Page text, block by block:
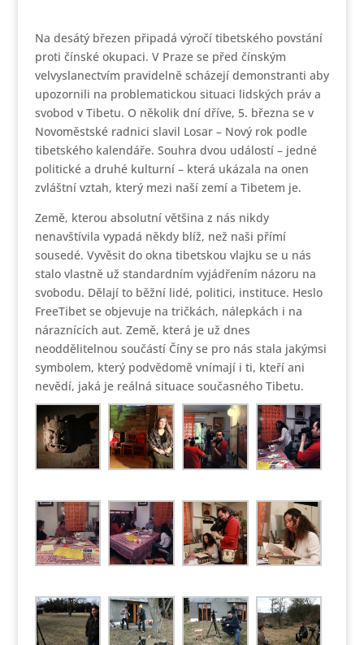
Na desátý březen připadá výročí tibetského povstání
proti čínské okupaci. V Praze se před čínským
velvyslanectvím pravidelně scházejí demonstranti aby
upozornili na problematickou situaci lidských práv a
svobod v Tibetu. O několik dní dříve, 5. března se v
Novoměstské radnici slavil Losar – Nový rok podle
tibetského kalendáře. Souhra dvou událostí – jedné
politické a druhé kulturní – která ukázala na onen
zvláštní vztah, který mezi naší zemí a Tibetem je.
Země, kterou absolutní většina z nás nikdy
nenavštívila vypadá někdy blíž, než naši přímí
sousedé. Vyvěsit do okna tibetskou vlajku se u nás
stalo vlastně už standardním vyjádřením názoru na
svobodu. Dělají to běžní lidé, politici, instituce. Heslo
FreeTibet se objevuje na tričkách, nálepkách i na
náraznících aut. Země, která je už dnes
neoddělitelnou součástí Číny se pro nás stala jakýmsi
symbolem, který podvědomě vnímají i ti, kteří ani
nevědí, jaká je reálná situace současného Tibetu.